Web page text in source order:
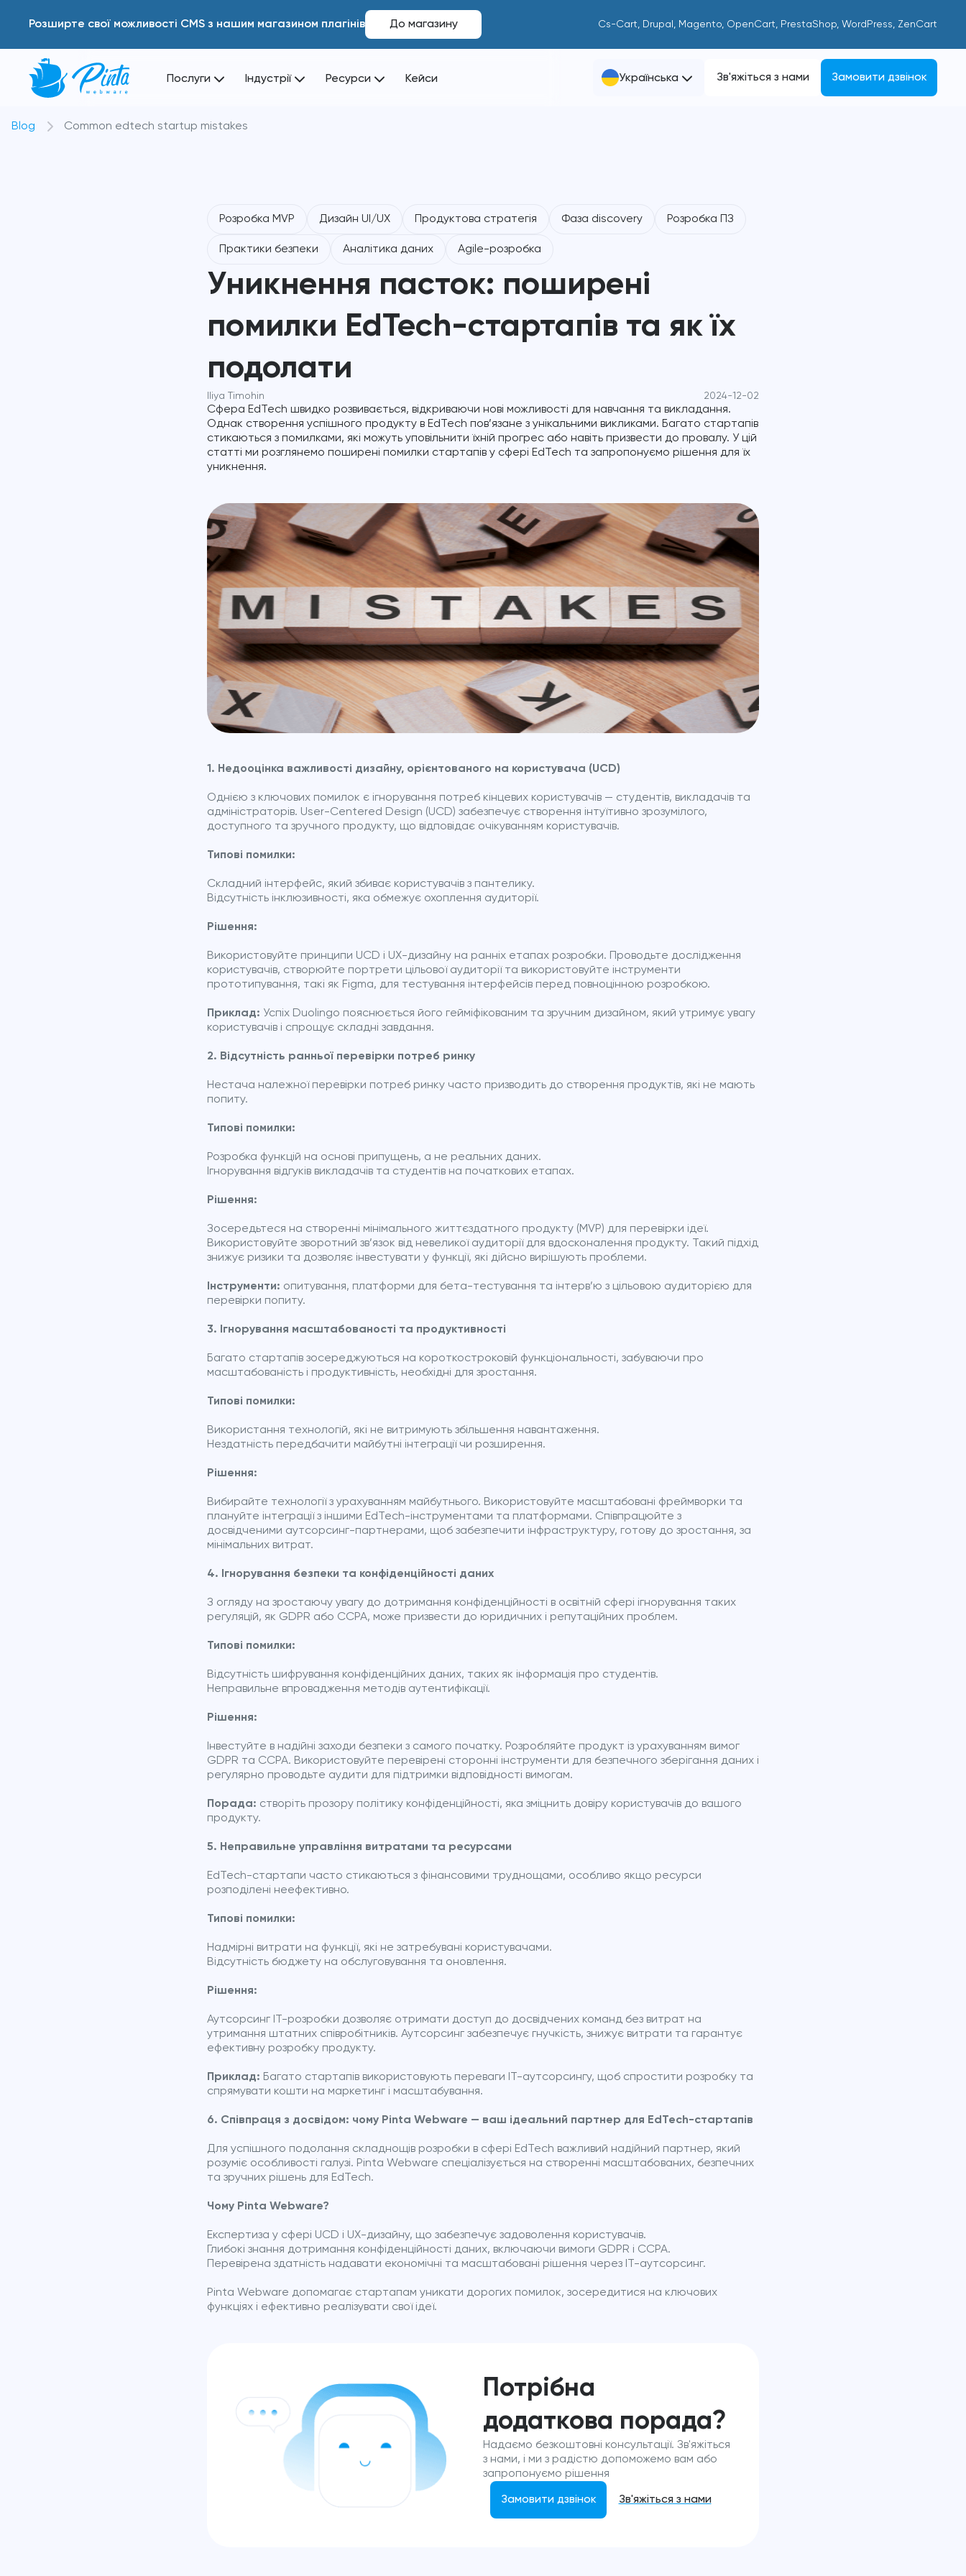
Розширте свої можливості CMS з нашим магазином плагінів До магазину Cs-Cart, Drupal, Magento, OpenCart, PrestaShop, WordPress, ZenCart
Послуги Індустрії Ресурси Кейси Українська Зв'яжіться з нами Замовити дзвінок
Blog Common edtech startup mistakes
Розробка MVP Дизайн UI/UX Продуктова стратегія Фаза discovery Розробка ПЗ
Практики безпеки Аналітика даних Agile-розробка
Уникнення пасток: поширені
помилки EdTech-стартапів та як їх
подолати
Iliya Timohin 2024-12-02
Сфера EdTech швидко розвивається, відкриваючи нові можливості для навчання та викладання.
Однак створення успішного продукту в EdTech пов’язане з унікальними викликами. Багато стартапів
стикаються з помилками, які можуть уповільнити їхній прогрес або навіть призвести до провалу. У цій
статті ми розглянемо поширені помилки стартапів у сфері EdTech та запропонуємо рішення для їх
уникнення.
1. Недооцінка важливості дизайну, орієнтованого на користувача (UCD)
Однією з ключових помилок є ігнорування потреб кінцевих користувачів — студентів, викладачів та
адміністраторів. User-Centered Design (UCD) забезпечує створення інтуїтивно зрозумілого,
доступного та зручного продукту, що відповідає очікуванням користувачів.
Типові помилки:
Складний інтерфейс, який збиває користувачів з пантелику.
Відсутність інклюзивності, яка обмежує охоплення аудиторії.
Рішення:
Використовуйте принципи UCD і UX-дизайну на ранніх етапах розробки. Проводьте дослідження
користувачів, створюйте портрети цільової аудиторії та використовуйте інструменти
прототипування, такі як Figma, для тестування інтерфейсів перед повноцінною розробкою.
Приклад: Успіх Duolingo пояснюється його гейміфікованим та зручним дизайном, який утримує увагу
користувачів і спрощує складні завдання.
2. Відсутність ранньої перевірки потреб ринку
Нестача належної перевірки потреб ринку часто призводить до створення продуктів, які не мають
попиту.
Типові помилки:
Розробка функцій на основі припущень, а не реальних даних.
Ігнорування відгуків викладачів та студентів на початкових етапах.
Рішення:
Зосередьтеся на створенні мінімального життєздатного продукту (MVP) для перевірки ідеї.
Використовуйте зворотний зв’язок від невеликої аудиторії для вдосконалення продукту. Такий підхід
знижує ризики та дозволяє інвестувати у функції, які дійсно вирішують проблеми.
Інструменти: опитування, платформи для бета-тестування та інтерв’ю з цільовою аудиторією для
перевірки попиту.
3. Ігнорування масштабованості та продуктивності
Багато стартапів зосереджуються на короткостроковій функціональності, забуваючи про
масштабованість і продуктивність, необхідні для зростання.
Типові помилки:
Використання технологій, які не витримують збільшення навантаження.
Нездатність передбачити майбутні інтеграції чи розширення.
Рішення:
Вибирайте технології з урахуванням майбутнього. Використовуйте масштабовані фреймворки та
плануйте інтеграції з іншими EdTech-інструментами та платформами. Співпрацюйте з
досвідченими аутсорсинг-партнерами, щоб забезпечити інфраструктуру, готову до зростання, за
мінімальних витрат.
4. Ігнорування безпеки та конфіденційності даних
З огляду на зростаючу увагу до дотримання конфіденційності в освітній сфері ігнорування таких
регуляцій, як GDPR або CCPA, може призвести до юридичних і репутаційних проблем.
Типові помилки:
Відсутність шифрування конфіденційних даних, таких як інформація про студентів.
Неправильне впровадження методів аутентифікації.
Рішення:
Інвестуйте в надійні заходи безпеки з самого початку. Розробляйте продукт із урахуванням вимог
GDPR та CCPA. Використовуйте перевірені сторонні інструменти для безпечного зберігання даних і
регулярно проводьте аудити для підтримки відповідності вимогам.
Порада: створіть прозору політику конфіденційності, яка зміцнить довіру користувачів до вашого
продукту.
5. Неправильне управління витратами та ресурсами
EdTech-стартапи часто стикаються з фінансовими труднощами, особливо якщо ресурси
розподілені неефективно.
Типові помилки:
Надмірні витрати на функції, які не затребувані користувачами.
Відсутність бюджету на обслуговування та оновлення.
Рішення:
Аутсорсинг IT-розробки дозволяє отримати доступ до досвідчених команд без витрат на
утримання штатних співробітників. Аутсорсинг забезпечує гнучкість, знижує витрати та гарантує
ефективну розробку продукту.
Приклад: Багато стартапів використовують переваги IT-аутсорсингу, щоб спростити розробку та
спрямувати кошти на маркетинг і масштабування.
6. Співпраця з досвідом: чому Pinta Webware — ваш ідеальний партнер для EdTech-стартапів
Для успішного подолання складнощів розробки в сфері EdTech важливий надійний партнер, який
розуміє особливості галузі. Pinta Webware спеціалізується на створенні масштабованих, безпечних
та зручних рішень для EdTech.
Чому Pinta Webware?
Експертиза у сфері UCD і UX-дизайну, що забезпечує задоволення користувачів.
Глибокі знання дотримання конфіденційності даних, включаючи вимоги GDPR і CCPA.
Перевірена здатність надавати економічні та масштабовані рішення через IT-аутсорсинг.
Pinta Webware допомагає стартапам уникати дорогих помилок, зосередитися на ключових
функціях і ефективно реалізувати свої ідеї.
Потрібна
додаткова порада?
Надаємо безкоштовні консультації. Зв'яжіться
з нами, і ми з радістю допоможемо вам або
запропонуємо рішення
Замовити дзвінок Зв'яжіться з нами